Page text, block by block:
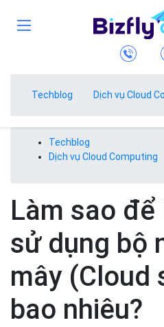
Techblog Dịch vụ Cloud
Techblog
Dịch vụ Cloud Computing
Làm sao
sử dụng bộ
mây (Cloud
bao nhiêu?